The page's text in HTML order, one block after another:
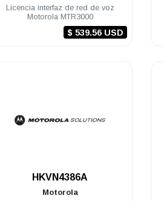
Licencia interfaz de red de voz
Motorola MTR3000
$ 539.56 USD
HKVN4386A
Motorola